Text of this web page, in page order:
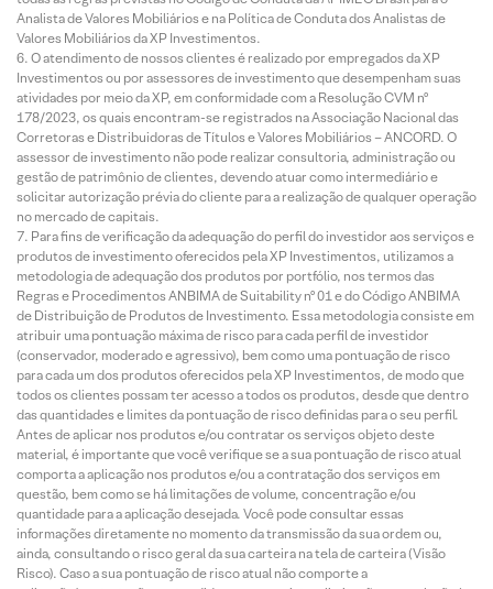
Analista de Valores Mobiliários e na Política de Conduta dos Analistas de
Valores Mobiliários da XP Investimentos.
O atendimento de nossos clientes é realizado por empregados da XP
Investimentos ou por assessores de investimento que desempenham suas
atividades por meio da XP, em conformidade com a Resolução CVM nº
178/2023, os quais encontram-se registrados na Associação Nacional das
Corretoras e Distribuidoras de Títulos e Valores Mobiliários – ANCORD. O
assessor de investimento não pode realizar consultoria, administração ou
gestão de patrimônio de clientes, devendo atuar como intermediário e
solicitar autorização prévia do cliente para a realização de qualquer operação
no mercado de capitais.
Para fins de verificação da adequação do perfil do investidor aos serviços e
produtos de investimento oferecidos pela XP Investimentos, utilizamos a
metodologia de adequação dos produtos por portfólio, nos termos das
Regras e Procedimentos ANBIMA de Suitability nº 01 e do Código ANBIMA
de Distribuição de Produtos de Investimento. Essa metodologia consiste em
atribuir uma pontuação máxima de risco para cada perfil de investidor
(conservador, moderado e agressivo), bem como uma pontuação de risco
para cada um dos produtos oferecidos pela XP Investimentos, de modo que
todos os clientes possam ter acesso a todos os produtos, desde que dentro
das quantidades e limites da pontuação de risco definidas para o seu perfil.
Antes de aplicar nos produtos e/ou contratar os serviços objeto deste
material, é importante que você verifique se a sua pontuação de risco atual
comporta a aplicação nos produtos e/ou a contratação dos serviços em
questão, bem como se há limitações de volume, concentração e/ou
quantidade para a aplicação desejada. Você pode consultar essas
informações diretamente no momento da transmissão da sua ordem ou,
ainda, consultando o risco geral da sua carteira na tela de carteira (Visão
Risco). Caso a sua pontuação de risco atual não comporte a